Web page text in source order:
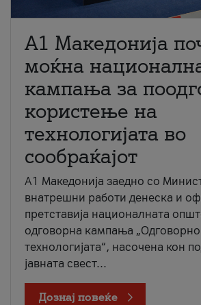
A1 Македонија
моќна
кампања за
користење на
технологијата во
сообраќајот
A1 Македонија заедно со
внатрешни работи денеска и
претставија националната
одговорна кампања
технологијата“, насочена кон
јавната свест...
Дознај повеќе